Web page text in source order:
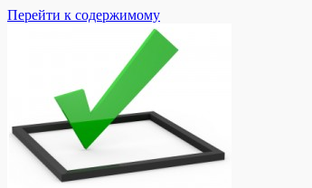
Перейти к содержимому